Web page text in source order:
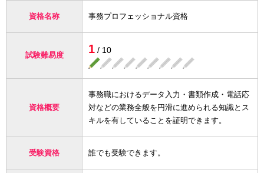
資格名称 事務プロフェッショナル資格
試験難易度 1 / 10
資格概要
事務職におけるデータ入力・書類作成・電話応
対などの業務全般を円滑に進められる知識とス
キルを有していることを証明できます。
受験資格 誰でも受験できます。